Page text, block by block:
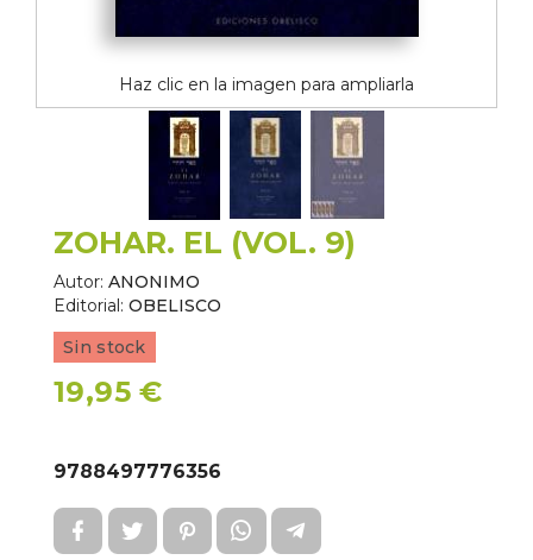
Haz clic en la imagen para ampliarla
ZOHAR. EL (VOL. 9)
Autor: ANONIMO
Editorial: OBELISCO
Sin stock
19,95 €
9788497776356